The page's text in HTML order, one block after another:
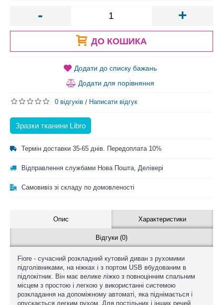
- +
ДО КОШИКА
Додати до списку бажань
Додати для порівняння
0 відгуків / Написати відгук
Зразки тканини Libro
Термін доставки 35-65 днів. Передоплата 10%
Відправлення службами Нова Пошта, Делівері
Самовивіз зі складу по домовленості
Опис Характеристики
Відгуки (0)
Fiore - сучасний розкладний кутовий диван з рухомими
підголівниками, на ніжках і з портом USB вбудованим в
підлокітник. Він має велике ліжко з повноцінним спальним
місцем з простою і легкою у використанні системою
розкладання на допоміжному автоматі, яка піднімається і
опускається легким рухом. Для постільних і інших речей